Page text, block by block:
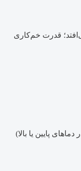
قدرت خم‌کاری
پایین یا بالا)